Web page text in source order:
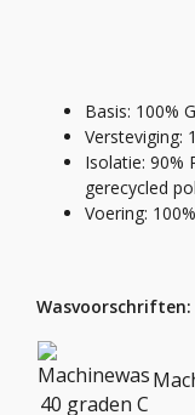
Basis: 100%
Versteviging:
Isolatie: 90%
gerecycled
Voering:
Wasvoorschriften: